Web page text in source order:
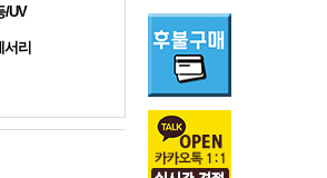
/UV
리